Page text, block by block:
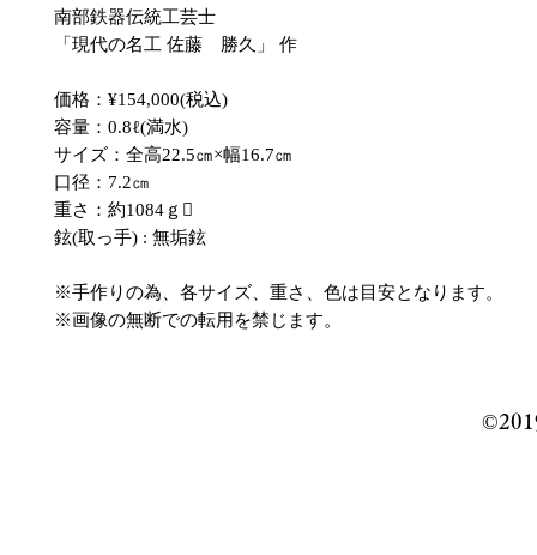
南部鉄器伝統工芸士
「現代の名工 佐藤 勝久」 作
価格：¥154,000(税込)
容量：0.8ℓ(満水)
サイズ：全高22.5㎝×幅16.7㎝
口径：7.2㎝
重さ：約1084ｇ
鉉(取っ手) : 無垢鉉
※手作りの為、各サイズ、重さ、色は目安となります。
※画像の無断での転用を禁じます。